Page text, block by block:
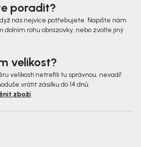
poradit?
nás nejvíce potřebujete. Napište nám
dolním rohu obrazovky, nebo zvolte jiný
velikost?
velikosti netrefili tu správnou, nevadí!
vrátit zásilku do 14 dnů.
zboží